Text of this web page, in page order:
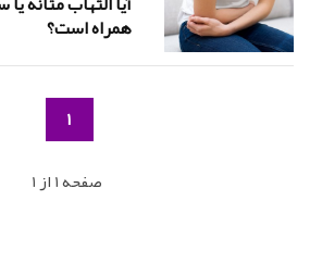
همراه است؟
1
صفحه 1 از 1